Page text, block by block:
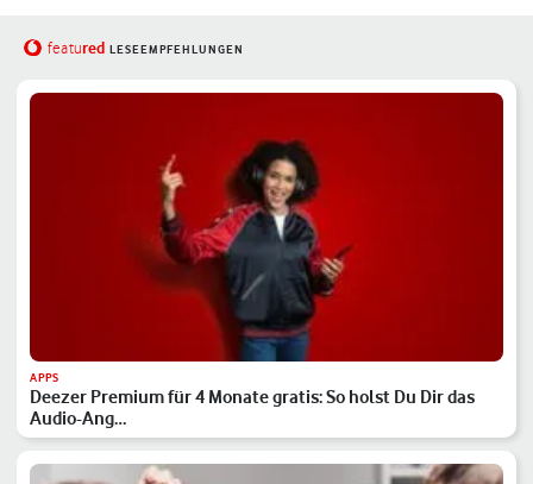
featured LESEEMPFEHLUNGEN
APPS
Deezer Premium für 4 Monate gratis: So holst Du Dir das
Audio-Ang…